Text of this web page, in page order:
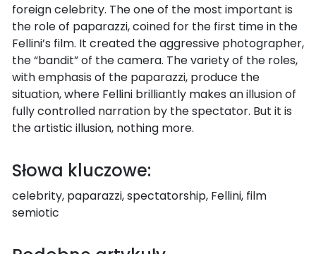
foreign celebrity. The one of the most important is
the role of paparazzi, coined for the first time in the
Fellini’s film. It created the aggressive photographer,
the “bandit” of the camera. The variety of the roles,
with emphasis of the paparazzi, produce the
situation, where Fellini brilliantly makes an illusion of
fully controlled narration by the spectator. But it is
the artistic illusion, nothing more.
Słowa kluczowe:
celebrity, paparazzi, spectatorship, Fellini, film
semiotic